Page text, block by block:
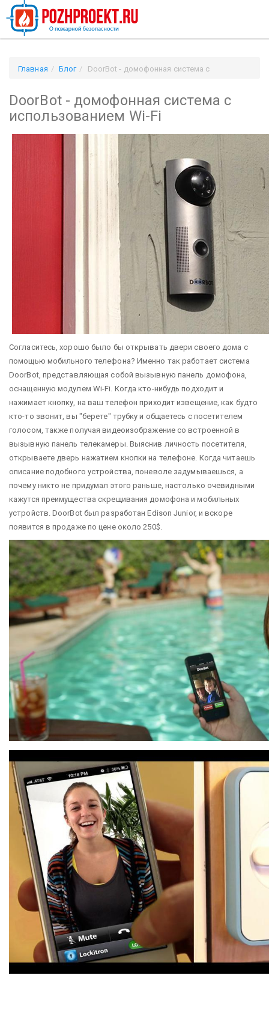
Главная Блог
DoorBot - домофонная система с
DoorBot - домофонная система с
использованием Wi-Fi
Согласитесь, хорошо было бы открывать двери своего дома с
помощью мобильного телефона? Именно так работает система
DoorBot, представляющая собой вызывную панель домофона,
оснащенную модулем Wi-Fi. Когда кто-нибудь подходит и
нажимает кнопку, на ваш телефон приходит извещение, как будто
кто-то звонит, вы "берете" трубку и общаетесь с посетителем
голосом, также получая видеоизображение со встроенной в
вызывную панель телекамеры. Выяснив личность посетителя,
открываете дверь нажатием кнопки на телефоне. Когда читаешь
описание подобного устройства, поневоле задумываешься, а
почему никто не придумал этого раньше, настолько очевидными
кажутся преимущества скрещивания домофона и мобильных
устройств. DoorBot был разработан Edison Junior, и вскоре
появится в продаже по цене около 250$.